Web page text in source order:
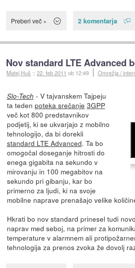
Preberi več » 2 komentarja
Nov standard LTE Advanced
Matej Huš ::22. feb 2011 ob 12:49 Omrežja /
Slo-Tech - V tajvanskem Tajpeju
ta teden poteka srečanje 3GPP
več kot 800 predstavnikov
podjetij, ki se ukvarjajo z mobilno
tehnologijo, da bi dorekli
standard LTE Advanced. Ta bo
omogočal doseganje hitrosti do
enega gigabita na sekundo v
mirovanju in 100 megabitov na
sekundo pri gibanju, kar bo
primerno za ljudi, ki na svoje
mobilne naprave prenašajo velike
Hkrati bo nov standard prinesel tudi
naprav med seboj, na primer za
temperature v alarmnem ali
tehnologija za prenos zvoka že dovolj